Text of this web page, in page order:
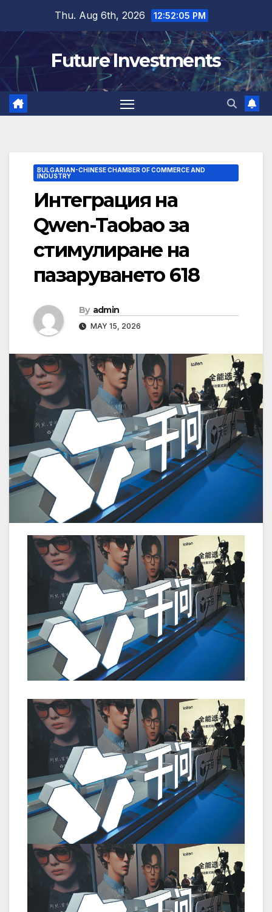
content
Thu. Aug 6th, 2026 12:52:06 PM
Future Investments
BULGARIAN-CHINESE CHAMBER OF COMMERCE AND
INDUSTRY
Интеграция на
Qwen-Taobao за
стимулиране на
пазаруването 618
By admin
MAY 15, 2026